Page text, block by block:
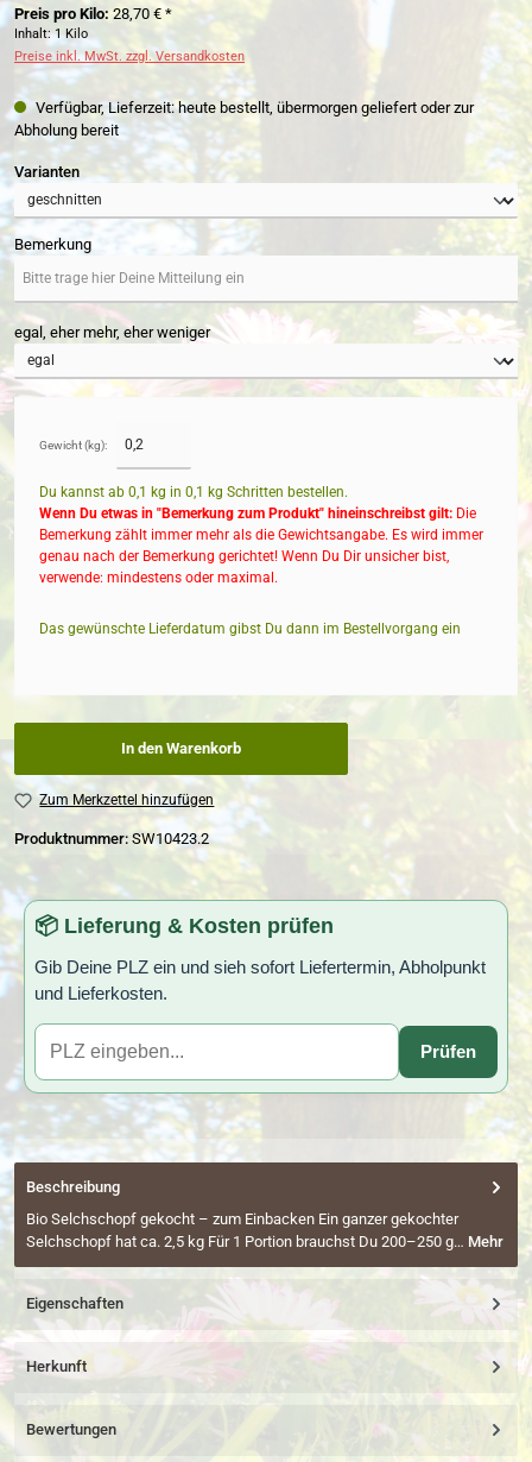
Preis pro Kilo: 28,70 € *
Inhalt:1 Kilo
Preise inkl. MwSt. zzgl. Versandkosten
Verfügbar, Lieferzeit: heute bestellt, übermorgen geliefert oder zur
Abholung bereit
Variantenauswählen
Bemerkung
egal, eher mehr, eher weniger
Gewicht (kg):
Du kannst ab 0,1 kg in 0,1 kg Schritten bestellen.
Wenn Du etwas in "Bemerkung zum Produkt" hineinschreibst gilt: Die
Bemerkung zählt immer mehr als die Gewichtsangabe. Es wird immer
genau nach der Bemerkung gerichtet! Wenn Du Dir unsicher bist,
verwende: mindestens oder maximal.
Das gewünschte Lieferdatum gibst Du dann im Bestellvorgang ein
In den Warenkorb
Zum Merkzettel hinzufügen
Produktnummer: SW10423.2
📦 Lieferung & Kosten prüfen
Gib Deine PLZ ein und sieh sofort Liefertermin, Abholpunkt
und Lieferkosten.
Prüfen
Beschreibung
Bio Selchschopf gekocht – zum Einbacken Ein ganzer gekochter
Selchschopf hat ca. 2,5 kg Für 1 Portion brauchst Du 200–250 g… Mehr
Eigenschaften
Herkunft
Bewertungen